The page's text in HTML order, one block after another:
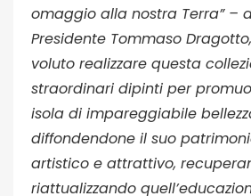
omaggio alla nostra Terra” –
Presidente Tommaso
voluto realizzare questa
straordinari dipinti per
isola di impareggiabile
diffondendone il suo
artistico e attrattivo,
riattualizzando